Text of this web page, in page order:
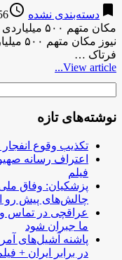
bookmark دسته‌بندی نشده access_time
ago
مکان متهم
نیوز
فرتاک …
View article...
نوشته‌های تازه
تکذیب وقوع
اعتراف رسانه
فیلم
پزشکیان: وفاق
چالش‌های پیش رو
عراقچی در تماس
ما جبران شود
پاشنه آشیل‌های
در برابر ایران +